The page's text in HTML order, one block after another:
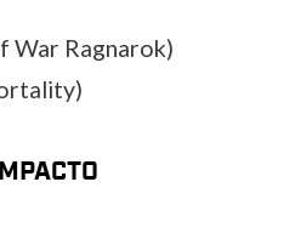
War Ragnarok)